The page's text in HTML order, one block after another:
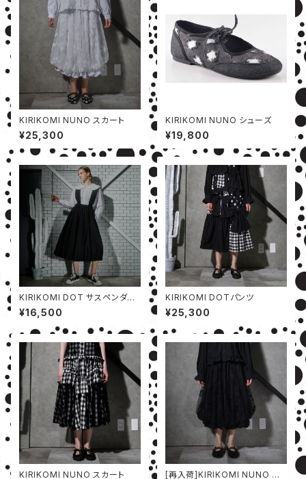
KIRIKOMI NUNO スカート
¥25,300
KIRIKOMI NUNO シューズ
¥19,800
KIRIKOMI DOT サスペンダー
スカート
¥16,500
KIRIKOMI DOTパンツ
¥25,300
KIRIKOMI NUNO スカート
[再入荷]KIRIKOMI NUNO ス